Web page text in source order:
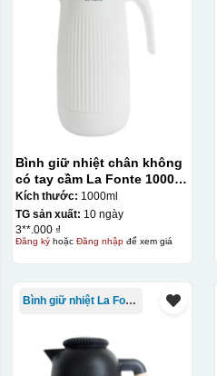
Bình giữ nhiệt chân không
có tay cầm La Fonte 1000ml
– 011655
Kích thước: 1000ml
TG sản xuất: 10 ngày
3**.000 ₫
Đăng kýhoặc Đăng nhậpđể xem giá
Bình giữ nhiệt La Fonte